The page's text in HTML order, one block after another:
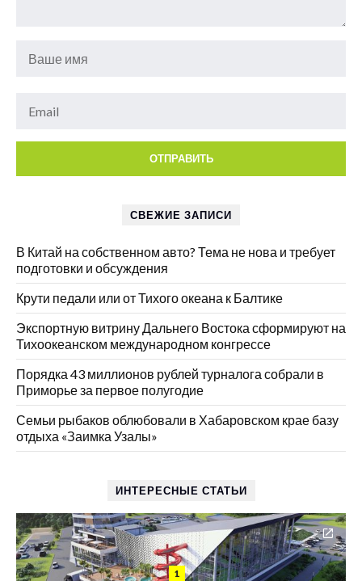
СВЕЖИЕ ЗАПИСИ
В Китай на собственном авто? Тема не нова и требует
подготовки и обсуждения
Крути педали или от Тихого океана к Балтике
Экспортную витрину Дальнего Востока сформируют на
Тихоокеанском международном конгрессе
Порядка 43 миллионов рублей турналога собрали в
Приморье за первое полугодие
Семьи рыбаков облюбовали в Хабаровском крае базу
отдыха «Заимка Узалы»
ИНТЕРЕСНЫЕ СТАТЬИ
1